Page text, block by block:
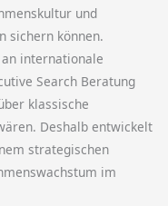
und
sichern können.
internationale
Search Beratung
klassische
Deshalb entwickelt
strategischen
im